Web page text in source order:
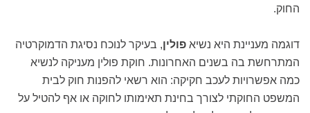
החוק.
דוגמה מעניינת היא נשיא פולין, בעיקר לנוכח נסיגת הדמוקרטיה
המתרחשת בה בשנים האחרונות. חוקת פולין מעניקה לנשיא
כמה אפשרויות לעכב חקיקה: הוא רשאי להפנות חוק לבית
המשפט החוקתי לצורך בחינת תאימותו לחוקה או אף להטיל על